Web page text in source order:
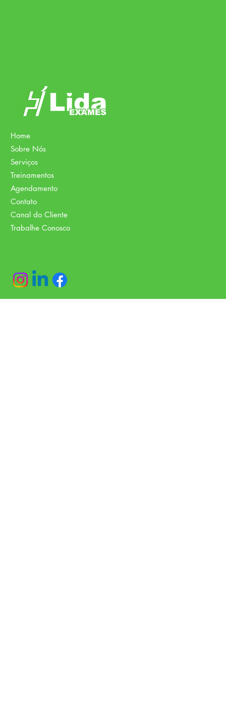
Home
Sobre Nós
Serviços
Treinamentos
Agendamento
Contato
Canal do Cliente
Trabalhe Conosco